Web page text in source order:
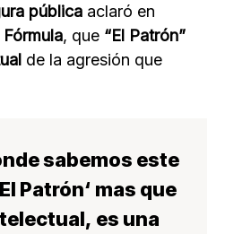
pública aclaró en
Fórmula, que “El Patrón”
de la agresión que
sabemos este
El Patrón‘ mas que
es una